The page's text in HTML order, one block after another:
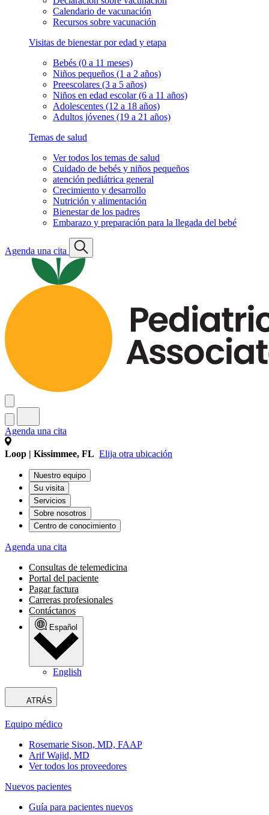
Calendario de vacunación
Recursos sobre vacunación
Visitas de bienestar por edad y etapa
Bebés (0 a 11 meses)
Niños pequeños (1 a 2 años)
Preescolares (3 a 5 años)
Niños en edad escolar (6 a 11 años)
Adolescentes (12 a 18 años)
Adultos jóvenes (19 a 21 años)
Temas de salud
Ver todos los temas de salud
Cuidado de bebés y niños pequeños
atención pediátrica general
Crecimiento y desarrollo
Nutrición y alimentación
Bienestar de los padres
Embarazo y preparación para la llegada del bebé
Agenda una cita
Agenda una cita
Loop | Kissimmee, FL Elija otra ubicación
Nuestro equipo
Su visita
Servicios
Sobre nosotros
Centro de conocimiento
Agenda una cita
Consultas de telemedicina
Portal del paciente
Pagar factura
Carreras profesionales
Contáctanos
Español
English
ATRÁS
Equipo médico
Rosemarie Sison, MD, FAAP
Arif Wajid, MD
Ver todos los proveedores
Nuevos pacientes
Guía para pacientes nuevos